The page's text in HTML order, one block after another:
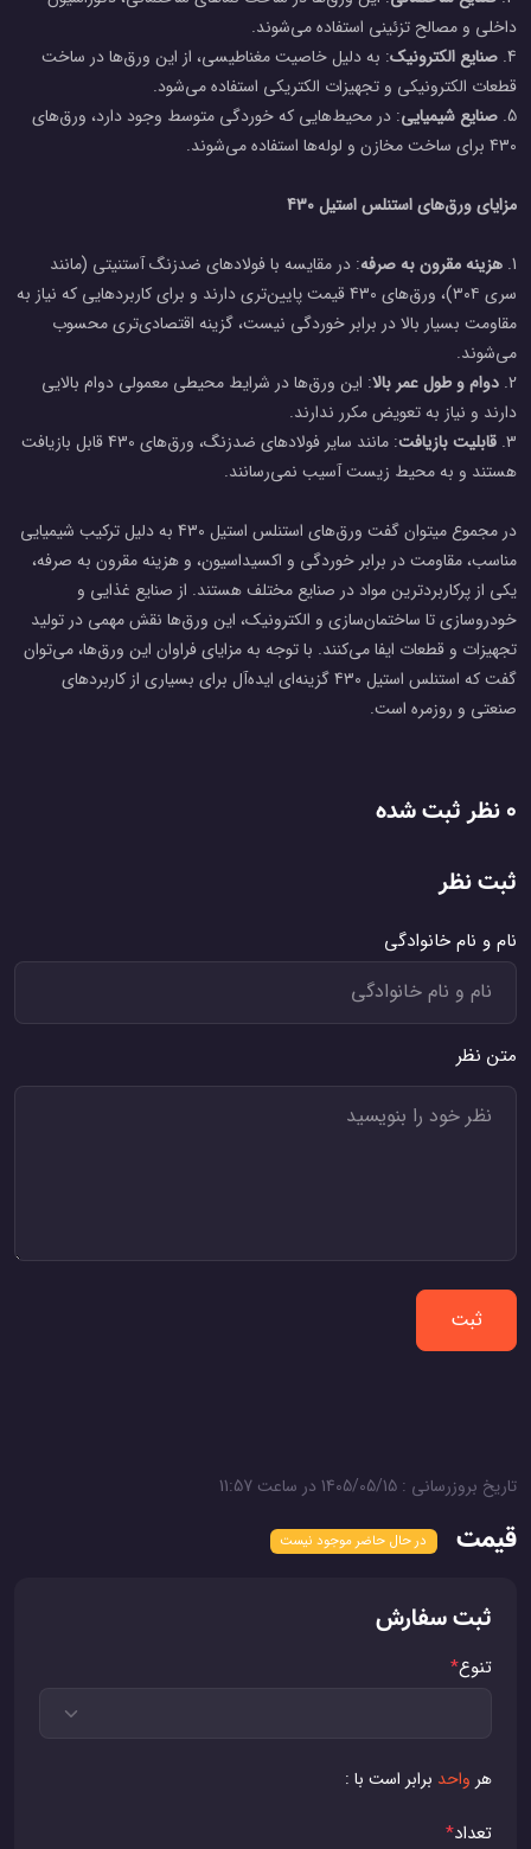
داخلی و مصالح تزئینی استفاده می‌شوند.
4. صنایع الکترونیک: به دلیل خاصیت مغناطیسی، از این ورق‌ها در ساخت
قطعات الکترونیکی و تجهیزات الکتریکی استفاده می‌شود.
5. صنایع شیمیایی: در محیط‌هایی که خوردگی متوسط وجود دارد، ورق‌های
430 برای ساخت مخازن و لوله‌ها استفاده می‌شوند.
مزایای ورق‌های استنلس استیل 430
1. هزینه مقرون به صرفه: در مقایسه با فولادهای ضدزنگ آستنیتی (مانند
سری ۳۰۴)، ورق‌های 430 قیمت پایین‌تری دارند و برای کاربردهایی که نیاز به
مقاومت بسیار بالا در برابر خوردگی نیست، گزینه اقتصادی‌تری محسوب
می‌شوند.
2. دوام و طول عمر بالا: این ورق‌ها در شرایط محیطی معمولی دوام بالایی
دارند و نیاز به تعویض مکرر ندارند.
3. قابلیت بازیافت
: مانند سایر فولادهای ضدزنگ، ورق‌های 430 قابل بازیافت
هستند و به محیط زیست آسیب نمی‌رسانند.
در مجموع میتوان گفت ورق‌های استنلس استیل 430 به دلیل ترکیب شیمیایی
مناسب، مقاومت در برابر خوردگی و اکسیداسیون، و هزینه مقرون به صرفه،
یکی از پرکاربردترین مواد در صنایع مختلف هستند. از صنایع غذایی و
خودروسازی تا ساختمان‌سازی و الکترونیک، این ورق‌ها نقش مهمی در تولید
تجهیزات و قطعات ایفا می‌کنند. با توجه به مزایای فراوان این ورق‌ها، می‌توان
گفت که استنلس استیل 430 گزینه‌ای ایده‌آل برای بسیاری از کاربردهای
صنعتی و روزمره است.
0 نظر ثبت شده
ثبت نظر
نام و نام خانوادگی
متن نظر
ثبت
تاریخ بروزرسانی : 1405/05/15 در ساعت 11:57
قیمت در حال حاضر موجود نیست
ثبت سفارش
تنوع*
هر واحد برابر است با :
تعداد*